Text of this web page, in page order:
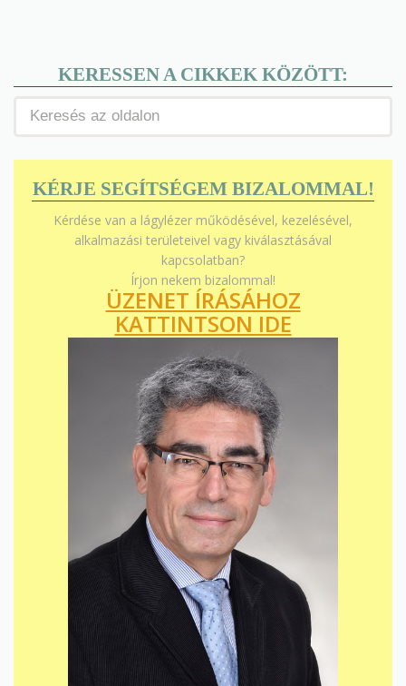
KERESSEN A CIKKEK KÖZÖTT:
KÉRJE SEGÍTSÉGEM BIZALOMMAL!
Kérdése van a lágylézer működésével, kezelésével,
alkalmazási területeivel vagy kiválasztásával
kapcsolatban?
Írjon nekem bizalommal!
ÜZENET ÍRÁSÁHOZ
KATTINTSON IDE